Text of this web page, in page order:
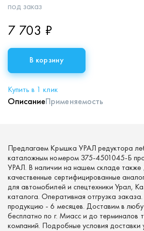
под заказ
7 703 ₽
В корзину
Купить в 1 клик
ОписаниеПрименяемость
Предлагаем Крышка УРАЛ редуктора
каталожным номером 375-4501045-Б
УРАЛ. В наличии на нашем складе также
качественные сертифицированные
для автомобилей и спецтехники Урал,
каталога. Оперативная отгрузка
продукцию - 6 месяцев. Доставим в
бесплатно по г. Миасс и до терминалов
компаний. Подробные условия доставки